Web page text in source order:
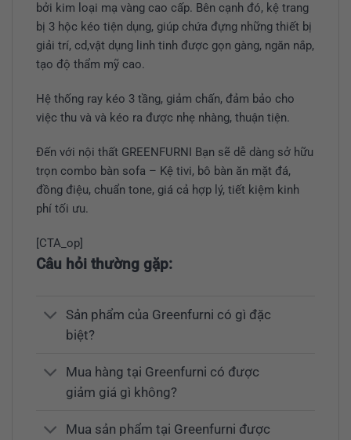
bởi kim loại mạ vàng cao cấp. Bên cạnh đó, kệ trang
bị 3 hộc kéo tiện dụng, giúp chứa đựng những thiết bị
giải trí, cd,vật dụng linh tinh được gọn gàng, ngăn nắp,
tạo độ thẩm mỹ cao.
Hệ thống ray kéo 3 tầng, giảm chấn, đảm bảo cho
việc thu và và kéo ra được nhẹ nhàng, thuận tiện.
Đến với nội thất GREENFURNI Bạn sẽ dễ dàng sở hữu
trọn combo bàn sofa – Kệ tivi, bô bàn ăn mặt đá,
đồng điệu, chuẩn tone, giá cả hợp lý, tiết kiệm kinh
phí tối ưu.
[CTA_op]
Câu hỏi thường gặp:
Sản phẩm của Greenfurni có gì đặc
biệt?
Mua hàng tại Greenfurni có được
giảm giá gì không?
Mua sản phẩm tại Greenfurni được